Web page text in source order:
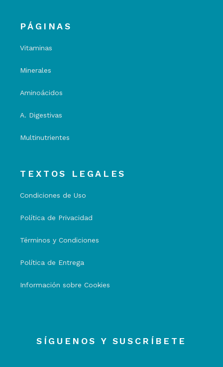
PÁGINAS
Vitaminas
Minerales
Aminoácidos
A. Digestivas
Multinutrientes
TEXTOS LEGALES
Condiciones de Uso
Política de Privacidad
Términos y Condiciones
Política de Entrega
Información sobre Cookies
SÍGUENOS Y SUSCRÍBETE